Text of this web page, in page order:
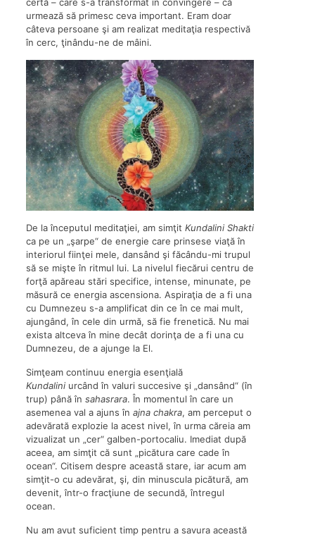
urmează să primesc ceva important. Eram doar
câteva persoane şi am realizat meditaţia respectivă
în cerc, ţinându-ne de mâini.
De la începutul meditaţiei, am simţit Kundalini Shakti
ca pe un „şarpe“ de energie care prinsese viaţă în
interiorul fiinţei mele, dansând şi făcându-mi trupul
să se mişte în ritmul lui. La nivelul fiecărui centru de
forţă apăreau stări specifice, intense, minunate, pe
măsură ce energia ascensiona. Aspiraţia de a fi una
cu Dumnezeu s-a amplificat din ce în ce mai mult,
ajungând, în cele din urmă, să fie frenetică. Nu mai
exista altceva în mine decât dorinţa de a fi una cu
Dumnezeu, de a ajunge la El.
Simţeam continuu energia esenţială
Kundaliniurcând în valuri succesive şi „dansând“ (în
trup) până în sahasrara. În momentul în care un
asemenea val a ajuns în ajna chakra, am perceput o
adevărată explozie la acest nivel, în urma căreia am
vizualizat un „cer“ galben-portocaliu. Imediat după
aceea, am simţit că sunt „picătura care cade în
ocean“. Citisem despre această stare, iar acum am
simţit-o cu adevărat, şi, din minuscula picătură, am
devenit, într-o fracţiune de secundă, întregul
ocean.
Nu am avut suficient timp pentru a savura această